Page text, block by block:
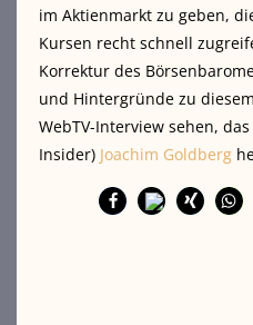
im Aktienmarkt zu geben,
Kursen recht schnell
Korrektur des
und Hintergründe zu
WebTV-Interview sehen,
Insider) Joachim Goldberg